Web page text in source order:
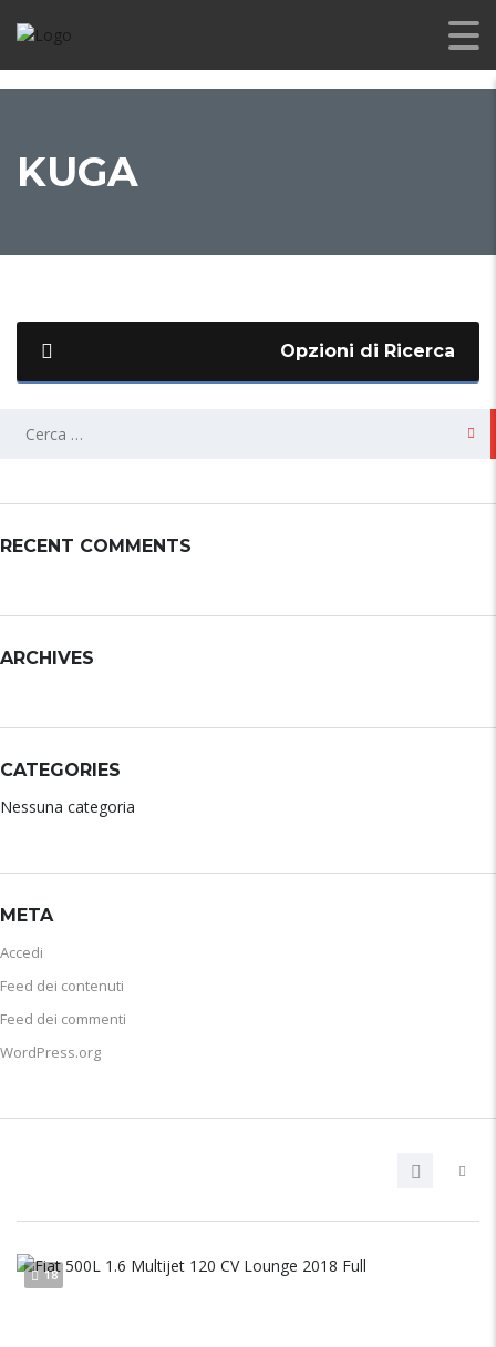
KUGA
Opzioni di Ricerca
RECENT COMMENTS
ARCHIVES
CATEGORIES
Nessuna categoria
META
Accedi
Feed dei contenuti
Feed dei commenti
WordPress.org
18